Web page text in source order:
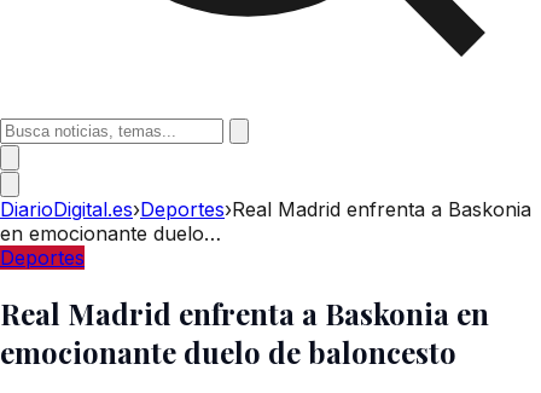
DiarioDigital.es›Deportes›Real Madrid enfrenta a Baskonia
en emocionante duelo…
Deportes
Real Madrid enfrenta a Baskonia en
emocionante duelo de baloncesto